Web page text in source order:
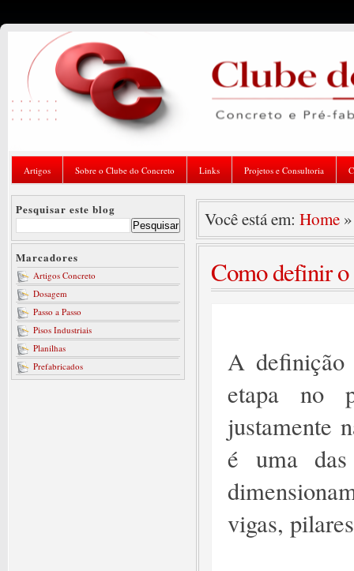
Artigos Sobre o Clube do Concreto Links Projetos e Consultoria
Pesquisar este blog
Marcadores
Artigos Concreto
Dosagem
Passo a Passo
Pisos Industriais
Planilhas
Prefabricados
Você está em: Home
Como definir o
A
etapa no
justamente
é uma das
vigas,